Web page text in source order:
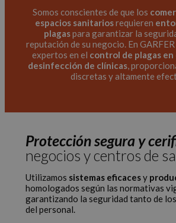
Somos conscientes de que los
espacios sanitariosrequieren
plagaspara garantizar la
reputación de su negocio. En
expertos en el control de plagas
desinfección de clínicas,
discretas y altamente
Protección segura y
negocios y centros de
Utilizamos sistemas eficacesy
homologados según las normativas
garantizando la seguridad tanto de
del personal.